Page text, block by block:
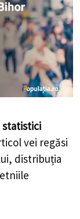
statistici
vei regăsi
distribuția